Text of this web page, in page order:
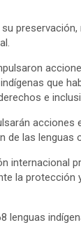
que
e
acciones
de las lenguas
la protección
lenguas